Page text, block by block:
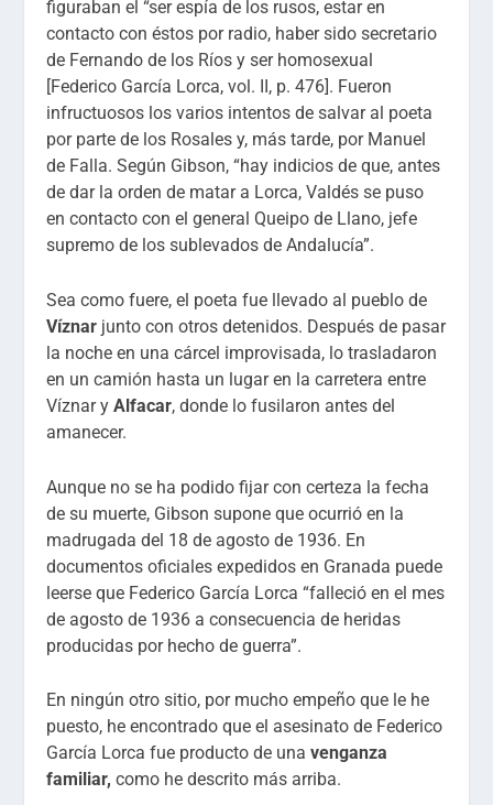
figuraban el “ser espía de los rusos, estar en
contacto con éstos por radio, haber sido secretario
de Fernando de los Ríos y ser homosexual
[Federico García Lorca, vol. II, p. 476]. Fueron
infructuosos los varios intentos de salvar al poeta
por parte de los Rosales y, más tarde, por Manuel
de Falla. Según Gibson, “hay indicios de que, antes
de dar la orden de matar a Lorca, Valdés se puso
en contacto con el general Queipo de Llano, jefe
supremo de los sublevados de Andalucía”.
Sea como fuere, el poeta fue llevado al pueblo de
Víznar junto con otros detenidos. Después de pasar
la noche en una cárcel improvisada, lo trasladaron
en un camión hasta un lugar en la carretera entre
Víznar y Alfacar, donde lo fusilaron antes del
amanecer.
Aunque no se ha podido fijar con certeza la fecha
de su muerte, Gibson supone que ocurrió en la
madrugada del 18 de agosto de 1936. En
documentos oficiales expedidos en Granada puede
leerse que Federico García Lorca “falleció en el mes
de agosto de 1936 a consecuencia de heridas
producidas por hecho de guerra”.
En ningún otro sitio, por mucho empeño que le he
puesto, he encontrado que el asesinato de Federico
García Lorca fue producto de unavenganza
familiar, como he descrito más arriba.